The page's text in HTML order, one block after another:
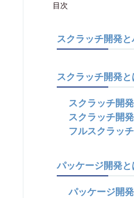
目次
スクラッチ開発
スクラッチ開発と
スクラッチ開
スクラッチ開
フルスクラッ
パッケージ開発と
パッケージ開